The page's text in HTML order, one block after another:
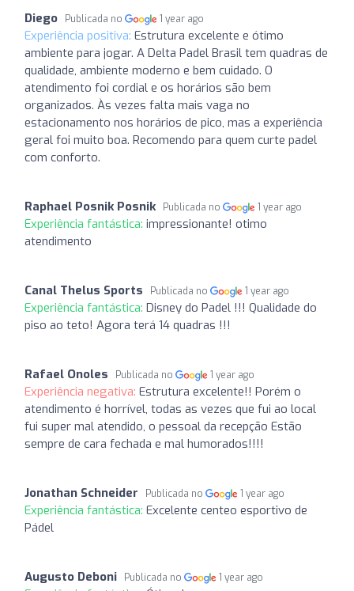
Diego Publicada no 1 year ago
Experiência positiva: Estrutura excelente e ótimo
ambiente para jogar. A Delta Padel Brasil tem quadras de
qualidade, ambiente moderno e bem cuidado. O
atendimento foi cordial e os horários são bem
organizados. Às vezes falta mais vaga no
estacionamento nos horários de pico, mas a experiência
geral foi muito boa. Recomendo para quem curte padel
com conforto.
Raphael Posnik Posnik Publicada no 1 year ago
Experiência fantástica: impressionante! otimo
atendimento
Canal Thelus Sports Publicada no 1 year ago
Experiência fantástica: Disney do Padel !!! Qualidade do
piso ao teto! Agora terá 14 quadras !!!
Rafael Onoles Publicada no 1 year ago
Experiência negativa: Estrutura excelente!! Porém o
atendimento é horrível, todas as vezes que fui ao local
fui super mal atendido, o pessoal da recepção Estão
sempre de cara fechada e mal humorados!!!!
Jonathan Schneider Publicada no 1 year ago
Experiência fantástica: Excelente centeo esportivo de
Pádel
Augusto Deboni Publicada no 1 year ago